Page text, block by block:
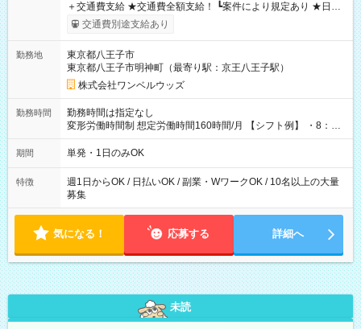
＋交通費支給 ★交通費全額支給！ ┗案件により規定あり ★日払
いOK！（規定あり） ┗働いたその日に現金GET♪ お仕事後はコ
ンビニATMから 日払い分を引き落とせます！ 【試用期間】試
交通費別途支給あり
勤務地
東京都八王子市
東京都八王子市明神町（最寄り駅：京王八王子駅）
株式会社ワンベルウッズ
勤務時間
勤務時間は指定なし
変形労働時間制 想定労働時間160時間/月 【シフト例】 ・8：00
～21：00
期間 単発・1日のみOK
特徴
週1日からOK / 日払いOK / 副業・WワークOK / 10名以上の大量
募集
気になる！ 応募する 詳細へ
未読